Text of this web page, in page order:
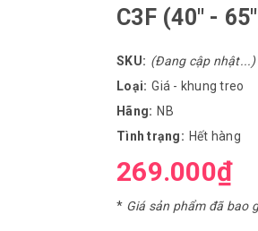
C3F (40" -
SKU: (Đang cập nhật...)
Loại: Giá - khung treo
Hãng: NB
Tình trạng: Hết hàng
269.000₫
* Giá sản phẩm đã bao